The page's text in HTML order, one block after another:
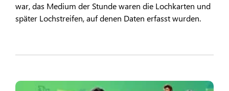
war, das Medium der Stunde waren die Lochkarten und
später Lochstreifen, auf denen Daten erfasst wurden.